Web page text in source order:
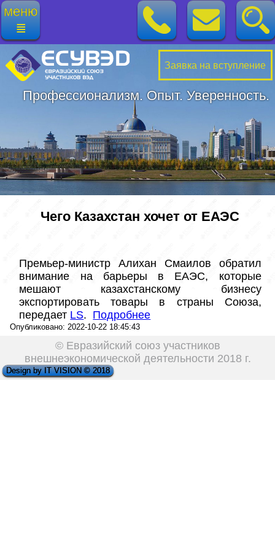
меню
≣
Профессионализм. Опыт. Уверенность.
Заявка на вступление
Чего Казахстан хочет от ЕАЭС
Премьер-министр Алихан Смаилов обратил
внимание на барьеры в ЕАЭС, которые
мешают казахстанскому бизнесу
экспортировать товары в страны Союза,
передает LS. Подробнее
Опубликовано: 2022-10-22 18:45:43
© Евразийский союз участников
внешнеэкономической деятельности 2018 г.
Design by IT VISION © 2018